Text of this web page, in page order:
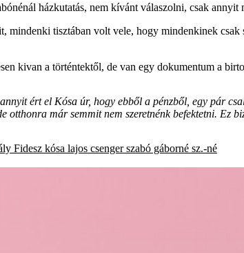
házkutatás, nem kívánt válaszolni, csak
mindenki tisztában volt vele, hogy mindenkinek
kivan a történtektől, de van egy dokumentum a
annyit ért el Kósa úr, hogy ebből a pénzből, egy pár
otthonra már semmit nem szeretnénk befektetni. Ez
Fidesz kósa lajos csenger szabó gáborné sz.-né